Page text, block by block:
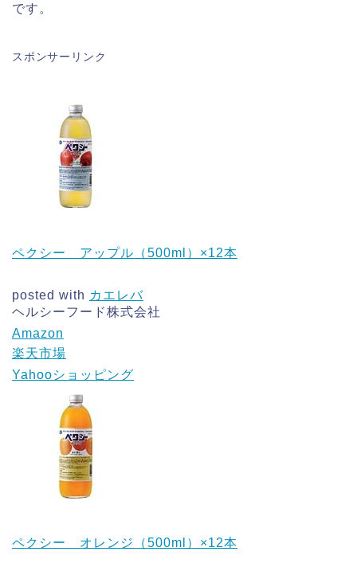
です。
スポンサーリンク
ペクシー アップル（500ml）×12本
posted with カエレバ
ヘルシーフード株式会社
Amazon
楽天市場
Yahooショッピング
ペクシー オレンジ（500ml）×12本